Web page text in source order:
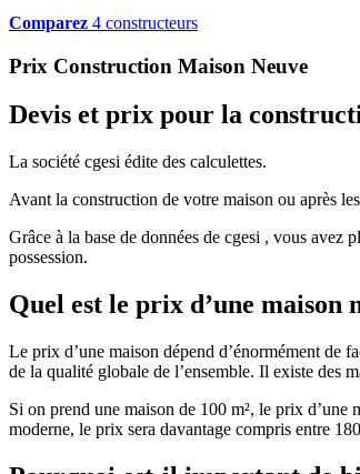
Comparez 4 constructeurs
Prix Construction Maison Neuve
Devis et prix pour la
La société cgesi édite des calculettes.
Avant la construction de votre maison ou après
Grâce à la base de données de cgesi , vous
possession.
Quel est le prix d’une maison
Le prix d’une maison dépend d’énormément de
de la qualité globale de l’ensemble. Il existe des
Si on prend une maison de 100 m², le prix
moderne, le prix sera davantage compris entre